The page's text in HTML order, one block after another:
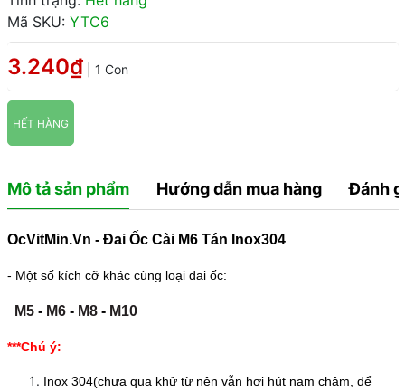
Mã SKU: YTC6
3.240₫ | 1 Con
HẾT HÀNG
Mô tả sản phẩm Hướng dẫn mua hàng Đánh
OcVitMin.Vn - Đai Ốc Cài M6 Tán Inox304
- Một số kích cỡ khác cùng loại đai ốc:
M5- M6- M8- M10
***Chú ý:
Inox 304(chưa qua khử từ nên vẫn hơi hút nam châm, để